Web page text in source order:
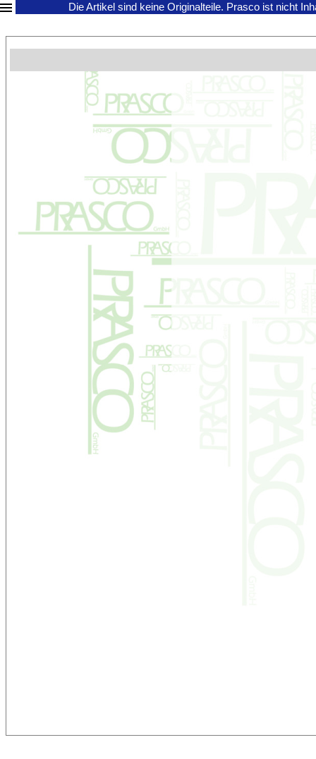
Die Artikel sind keine Originalteile. Prasco ist nicht